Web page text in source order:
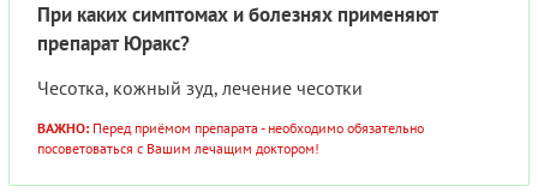
При каких симптомах и болезнях применяют
препарат Юракс?
Чесотка, кожный зуд, лечение чесотки
ВАЖНО: Перед приёмом препарата - необходимо обязательно
посоветоваться с Вашим лечащим доктором!